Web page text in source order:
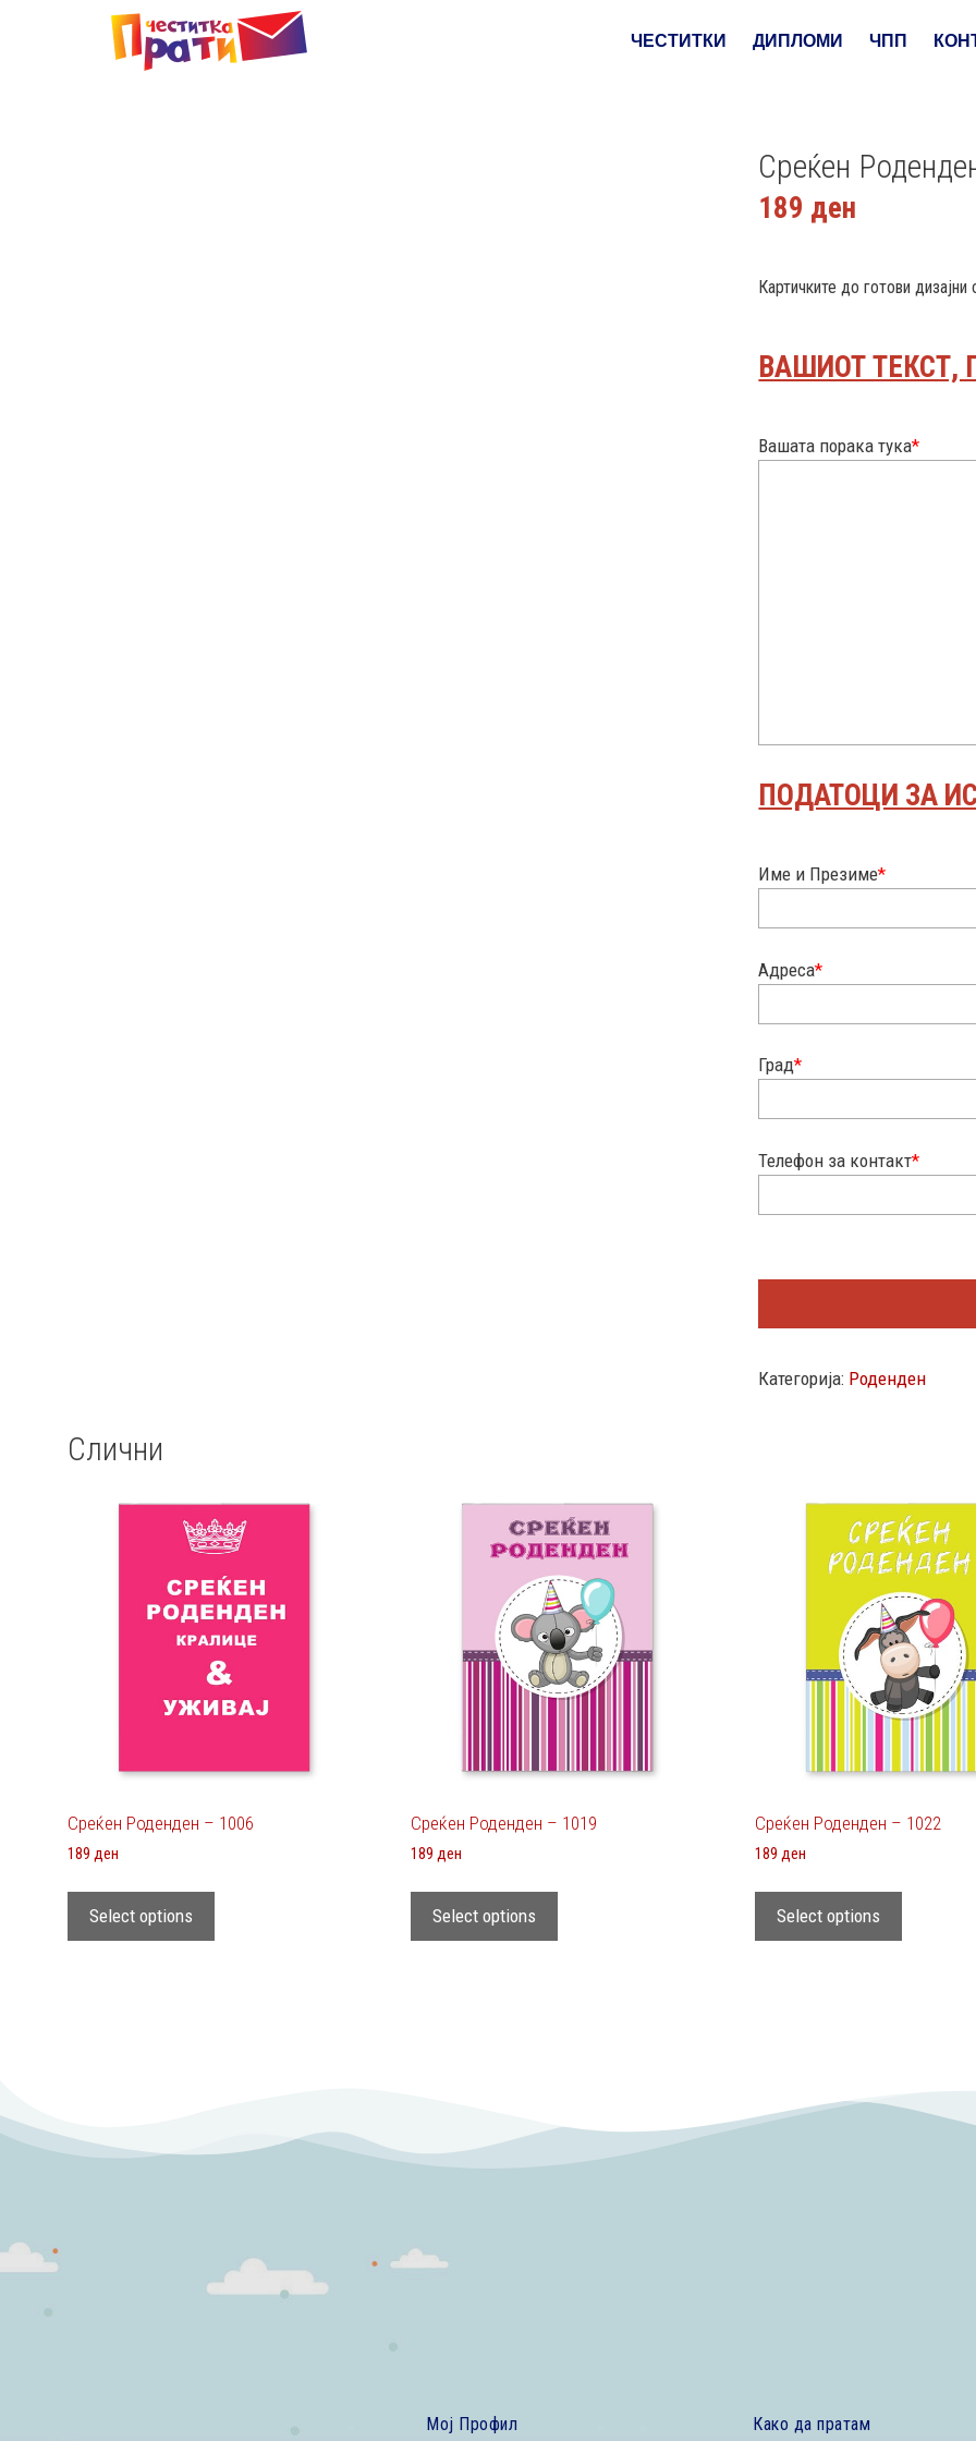
ЧЕСТИТКИ ДИПЛОМИ ЧПП
Среќен
189 ден
Картичките до готови
ВАШИОТ ТЕКСТ,
Вашата порака тука*
ПОДАТОЦИ ЗА
Име и Презиме*
Адреса*
Град*
Телефон за контакт*
Категорија: Роденден
Слични
Среќен Роденден – 1006
189 ден
Select options
Среќен Роденден – 1019
189ден
Select options
Среќен Роденден – 1022
189 ден
Select options
Мој Профил Како да пратам